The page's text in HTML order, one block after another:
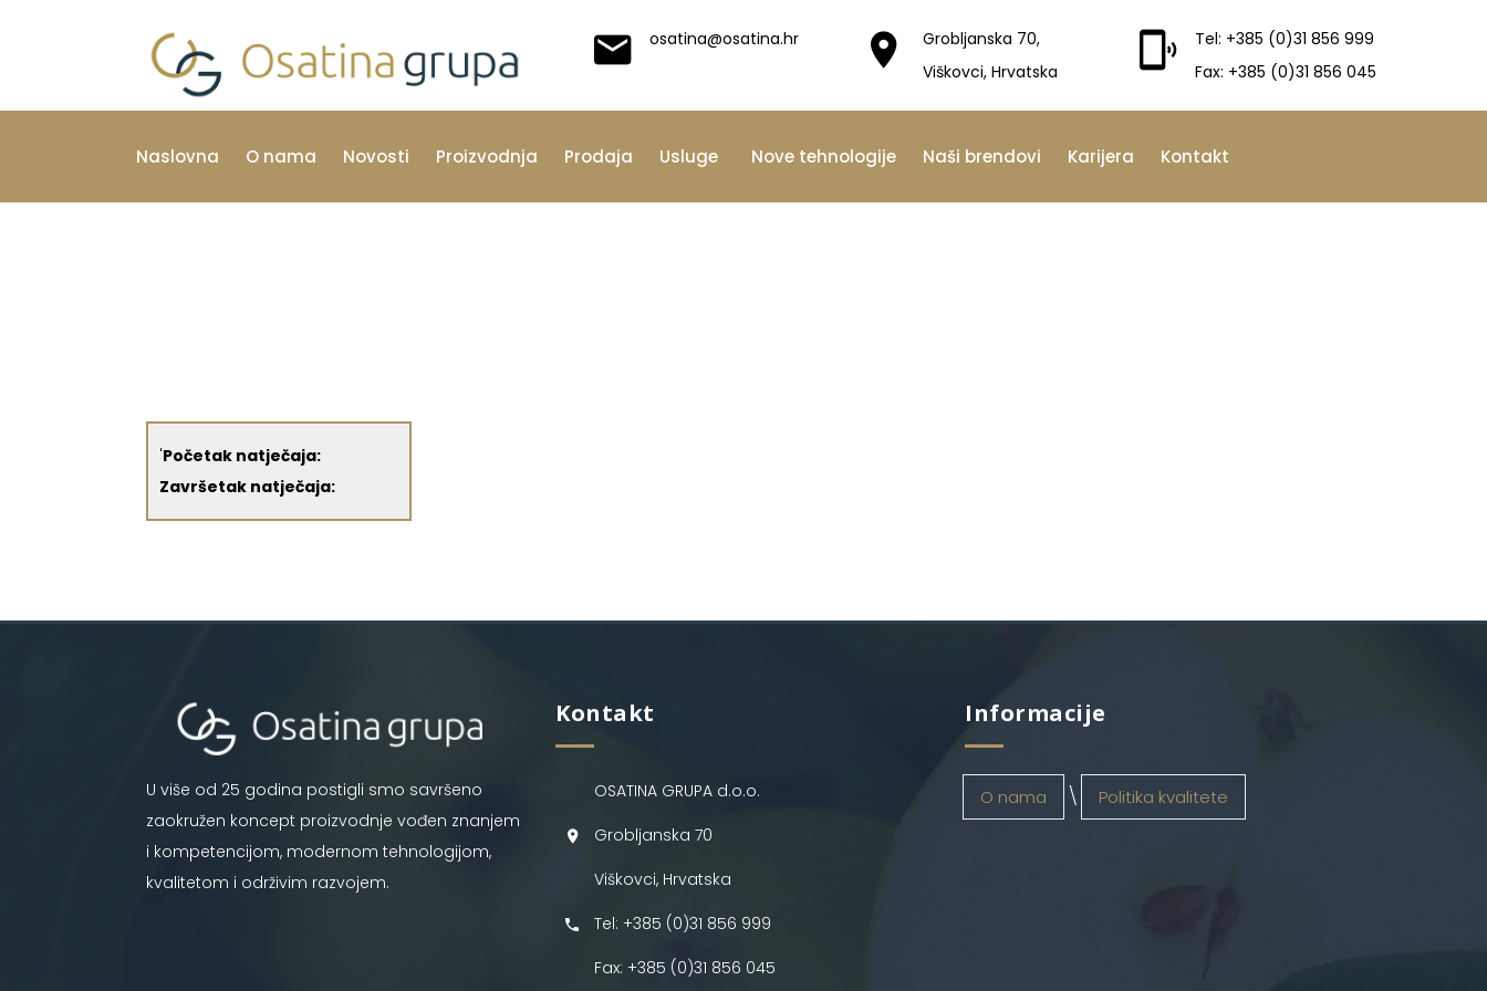
osatina@osatina.hr
Grobljanska 70,
Viškovci, Hrvatska
Tel: +385 (0)31 856 999
Fax: +385 (0)31 856 045
Naslovna O nama Novosti Proizvodnja Prodaja Usluge Nove tehnologije Naši brendovi Karijera Kontakt
'Početak natječaja:
Završetak natječaja:
U više od 25 godina postigli smo savršeno
zaokružen koncept proizvodnje vođen znanjem
i kompetencijom, modernom tehnologijom,
kvalitetom i održivim razvojem.
Kontakt
OSATINA GRUPA d.o.o.
Grobljanska 70
Viškovci, Hrvatska
Tel: +385 (0)31 856 999
Fax: +385 (0)31 856 045
Informacije
O nama Politika kvalitete